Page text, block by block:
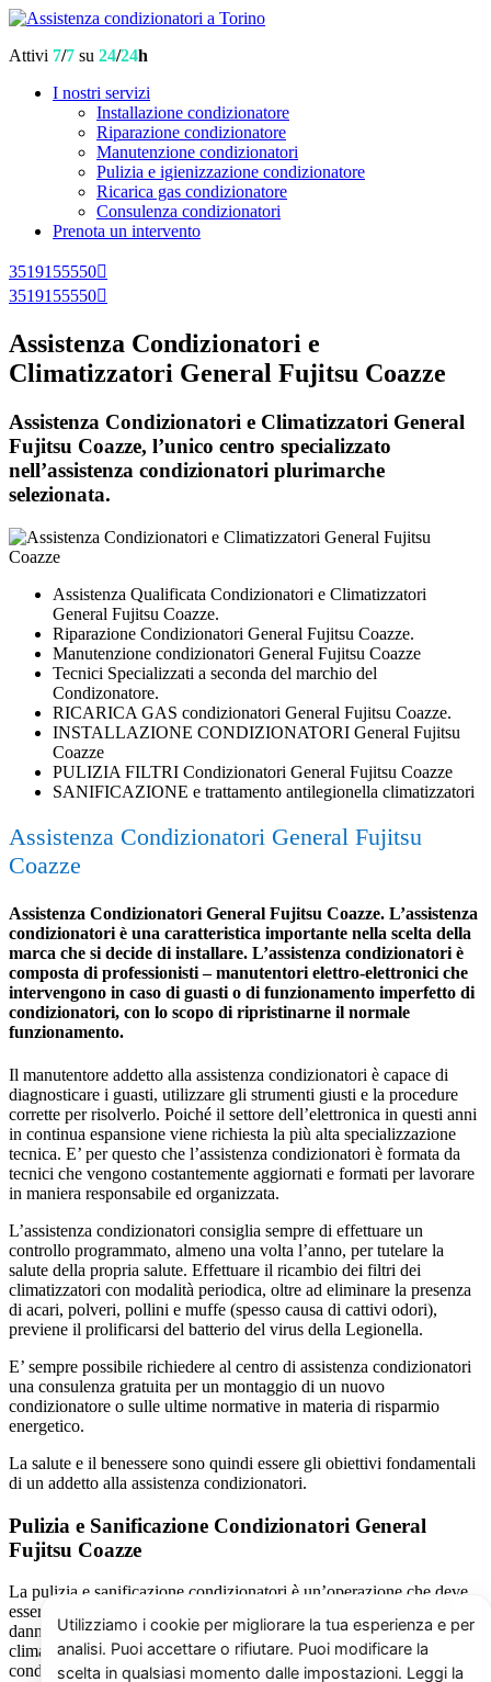
Attivi 7/7 su 24/24h
I nostri servizi
Installazione condizionatore
Riparazione condizionatore
Manutenzione condizionatori
Pulizia e igienizzazione condizionatore
Ricarica gas condizionatore
Consulenza condizionatori
Prenota un intervento
3519155550
3519155550
Assistenza Condizionatori e
Climatizzatori General Fujitsu Coazze
Assistenza Condizionatori e Climatizzatori General
Fujitsu Coazze, l’unico centro specializzato
nell’assistenza condizionatori plurimarche
selezionata.
Assistenza Qualificata Condizionatori e Climatizzatori
General Fujitsu Coazze.
Riparazione Condizionatori General Fujitsu Coazze.
Manutenzione condizionatori General Fujitsu Coazze
Tecnici Specializzati a seconda del marchio del
Condizonatore.
RICARICA GAS condizionatori General Fujitsu Coazze.
INSTALLAZIONE CONDIZIONATORI General Fujitsu
Coazze
PULIZIA FILTRI Condizionatori General Fujitsu Coazze
SANIFICAZIONE e trattamento antilegionella climatizzatori
Assistenza Condizionatori General Fujitsu
Coazze
Assistenza Condizionatori General Fujitsu Coazze. L’assistenza
condizionatori è una caratteristica importante nella scelta della
marca che si decide di installare. L’assistenza condizionatori è
composta di professionisti – manutentori elettro-elettronici che
intervengono in caso di guasti o di funzionamento imperfetto di
condizionatori, con lo scopo di ripristinarne il normale
funzionamento.
Il manutentore addetto alla assistenza condizionatori è capace di
diagnosticare i guasti, utilizzare gli strumenti giusti e la procedure
corrette per risolverlo. Poiché il settore dell’elettronica in questi anni
in continua espansione viene richiesta la più alta specializzazione
tecnica. E’ per questo che l’assistenza condizionatori è formata da
tecnici che vengono costantemente aggiornati e formati per lavorare
in maniera responsabile ed organizzata.
L’assistenza condizionatori consiglia sempre di effettuare un
controllo programmato, almeno una volta l’anno, per tutelare la
salute della propria salute. Effettuare il ricambio dei filtri dei
climatizzatori con modalità periodica, oltre ad eliminare la presenza
di acari, polveri, pollini e muffe (spesso causa di cattivi odori),
previene il prolificarsi del batterio del virus della Legionella.
E’ sempre possibile richiedere al centro di assistenza condizionatori
una consulenza gratuita per un montaggio di un nuovo
condizionatore o sulle ultime normative in materia di risparmio
energetico.
La salute e il benessere sono quindi essere gli obiettivi fondamentali
di un addetto alla assistenza condizionatori.
Pulizia e Sanificazione Condizionatori General
Fujitsu Coazze
La pulizia e sanificazione condizionatori è un’operazione che deve
essere fatta con attenzione e con i giusti prodotti per non rischiare
danni al condizionatore e alla salute di chi vive nell’ambiente
climatizzato. Se non avete manualità o confidenza con i
condizionatori vi consigliamo di chiamare un nostro tecnico